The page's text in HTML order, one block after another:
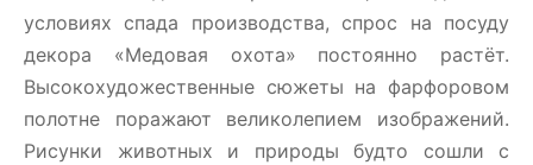
условиях спада производства, спрос на посуду
декора «Медовая охота» постоянно растёт.
Высокохудожественные сюжеты на фарфоровом
полотне поражают великолепием изображений.
Рисунки животных и природы будто сошли с